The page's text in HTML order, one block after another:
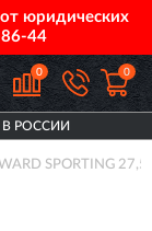
юридических
44
0 0
В РОССИИ
SPORTING